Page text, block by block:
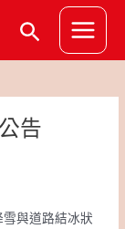
搜
尋
Main
Menu
告
與道路結冰狀